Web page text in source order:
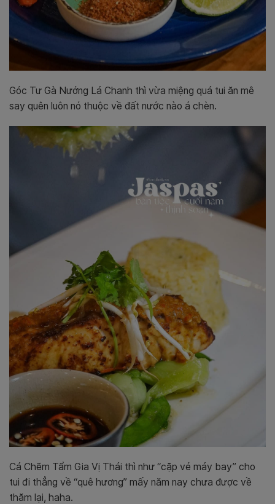
Góc Tư Gà Nướng Lá Chanh thì vừa miệng quá tui ăn mê
say quên luôn nó thuộc về đất nước nào á chèn.
Cá Chẽm Tẩm Gia Vị Thái thì như “cặp vé máy bay” cho
tui đi thẳng về “quê hương” mấy năm nay chưa được về
thăm lại, haha.